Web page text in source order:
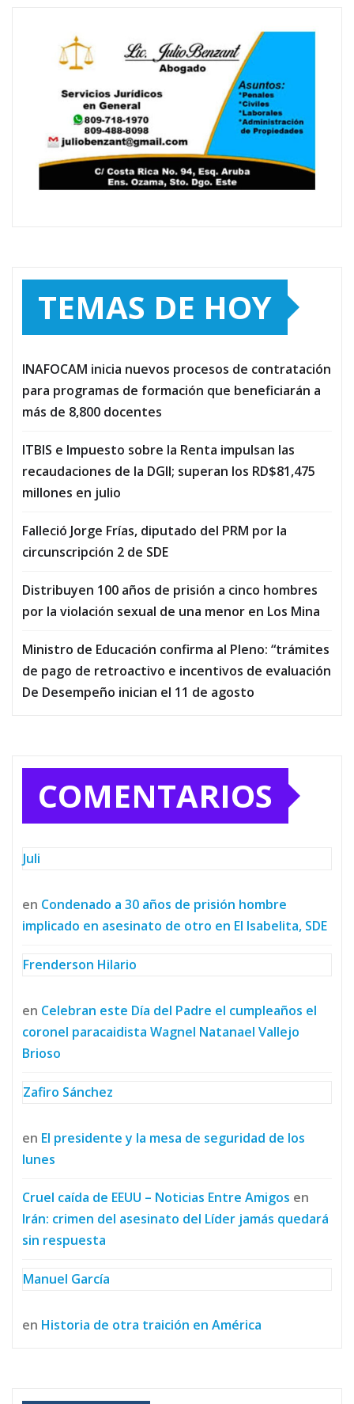
TEMAS DE HOY
INAFOCAM inicia nuevos procesos de contratación
para programas de formación que beneficiarán a
más de 8,800 docentes
ITBIS e Impuesto sobre la Renta impulsan las
recaudaciones de la DGII; superan los RD$81,475
millones en julio
Falleció Jorge Frías, diputado del PRM por la
circunscripción 2 de SDE
Distribuyen 100 años de prisión a cinco hombres
por la violación sexual de una menor en Los Mina
Ministro de Educación confirma al Pleno: “trámites
de pago de retroactivo e incentivos de evaluación
De Desempeño inician el 11 de agosto
COMENTARIOS
Juli
en Condenado a 30 años de prisión hombre
implicado en asesinato de otro en El Isabelita, SDE
Frenderson Hilario
en Celebran este Día del Padre el cumpleaños el
coronel paracaidista Wagnel Natanael Vallejo
Brioso
Zafiro Sánchez
en El presidente y la mesa de seguridad de los
lunes
Cruel caída de EEUU – Noticias Entre Amigos en
Irán: crimen del asesinato del Líder jamás quedará
sin respuesta
Manuel García
en Historia de otra traición en América